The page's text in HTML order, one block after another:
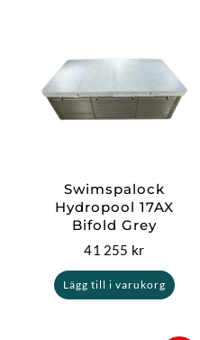
Swimspalock
Hydropool 17AX
Bifold Grey
41 255 kr
Lägg till i varukorg